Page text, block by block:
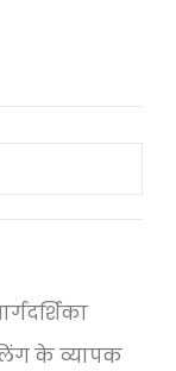
के व्यापक